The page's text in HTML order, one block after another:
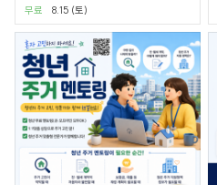
8.15 (토)
무료